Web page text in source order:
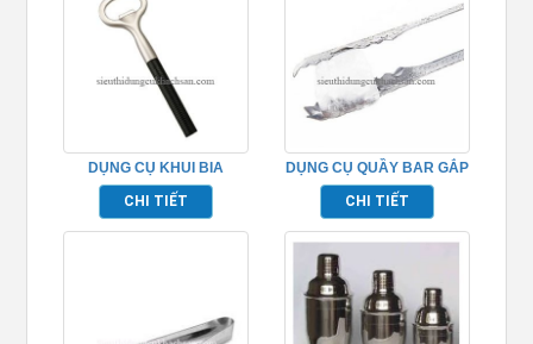
DỤNG CỤ KHUI BIA
TP694007
CHI TIẾT
DỤNG CỤ QUẦY BAR GẮP
ĐÁ TP694037
CHI TIẾT